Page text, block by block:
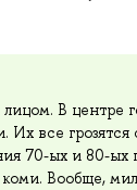
В центре
все грозятся
70-ых и 80-ых
Вообще,